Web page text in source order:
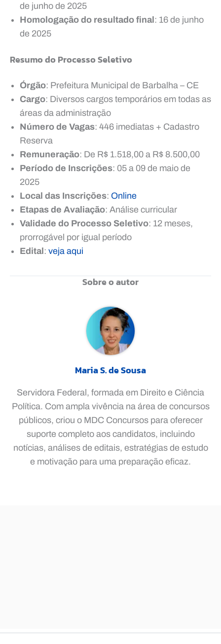
de junho de 2025
Homologação do resultado final: 16 de junho
de 2025
Resumo do Processo Seletivo
Órgão: Prefeitura Municipal de Barbalha – CE
Cargo: Diversos cargos temporários em todas as
áreas da administração
Número de Vagas: 446 imediatas + Cadastro
Reserva
Remuneração: De R$ 1.518,00 a R$ 8.500,00
Período de Inscrições: 05 a 09 de maio de
2025
Local das Inscrições: Online
Etapas de Avaliação: Análise curricular
Validade do Processo Seletivo: 12 meses,
prorrogável por igual período
Edital: veja aqui
Sobre o autor
Maria S. de Sousa
Servidora Federal, formada em Direito e Ciência
Política. Com ampla vivência na área de concursos
públicos, criou o MDC Concursos para oferecer
suporte completo aos candidatos, incluindo
notícias, análises de editais, estratégias de estudo
e motivação para uma preparação eficaz.